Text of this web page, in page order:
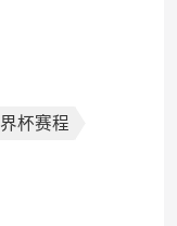
杯赛程